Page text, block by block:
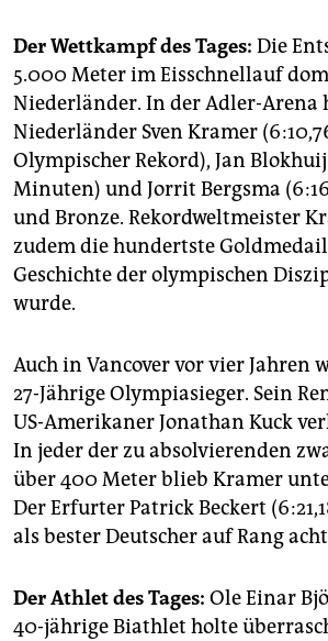
abo
genossenschaft
epaper login
Der Wettkampf des Tages: Die
5.000 Meter im Eisschnellauf
Niederländer. In der Adler-Arena
Niederländer Sven Kramer
Olympischer Rekord), Jan
Minuten) und Jorrit Bergsma
und Bronze. Rekordweltmeister
zudem die hundertste
Geschichte der olympischen
wurde.
Auch in Vancover vor vier Jahren
27-Jährige Olympiasieger. Sein
US-Amerikaner Jonathan Kuck
In jeder der zu absolvierenden
über 400 Meter blieb Kramer
Der Erfurter Patrick Beckert
als bester Deutscher auf Rang
Der Athlet des Tages: Ole Einar
40-jährige Biathlet holte